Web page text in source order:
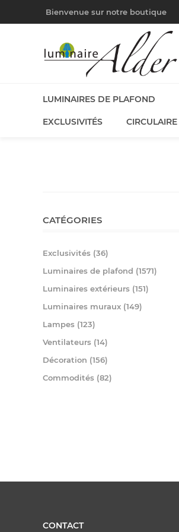
Bienvenue sur notre boutique
LUMINAIRES DE PLAFOND
EXCLUSIVITÉS CIRCULAIRE
CATÉGORIES
Exclusivités (36)
Luminaires de plafond (1571)
Luminaires extérieurs (151)
Luminaires muraux (149)
Lampes (123)
Ventilateurs (14)
Décoration (156)
Commodités (82)
CONTACT